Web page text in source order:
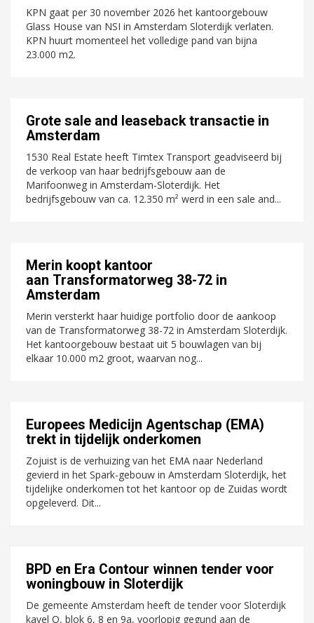
KPN gaat per 30 november 2026 het kantoorgebouw
Glass House van NSI in Amsterdam Sloterdijk verlaten.
KPN huurt momenteel het volledige pand van bijna
23.000 m2.
Grote sale and leaseback transactie in
Amsterdam
1530 Real Estate heeft Timtex Transport geadviseerd bij
de verkoop van haar bedrijfsgebouw aan de
Marifoonweg in Amsterdam-Sloterdijk. Het
bedrijfsgebouw van ca. 12.350 m² werd in een sale and...
Merin koopt kantoor
aan Transformatorweg 38-72 in
Amsterdam
Merin versterkt haar huidige portfolio door de aankoop
van de Transformatorweg 38-72 in Amsterdam Sloterdijk.
Het kantoorgebouw bestaat uit 5 bouwlagen van bij
elkaar 10.000 m2 groot, waarvan nog...
Europees Medicijn Agentschap (EMA)
trekt in tijdelijk onderkomen
Zojuist is de verhuizing van het EMA naar Nederland
gevierd in het Spark-gebouw in Amsterdam Sloterdijk, het
tijdelijke onderkomen tot het kantoor op de Zuidas wordt
opgeleverd. Dit...
BPD en Era Contour winnen tender voor
woningbouw in Sloterdijk
De gemeente Amsterdam heeft de tender voor Sloterdijk
kavel O, blok 6, 8 en 9a, voorlopig gegund aan de